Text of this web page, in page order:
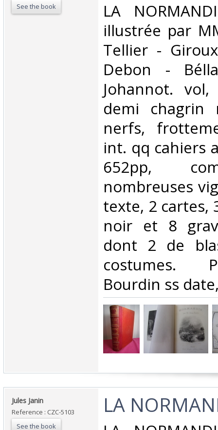
See the book
‎LA
illustrée par
Tellier -
Debon -
Johannot.
demi chagrin
nerfs,
int. qq cahiers
652pp,
nombreuses
texte, 2 cartes,
noir et 8
dont 2 de
costumes.
Bourdin ss
‎Jules Janin‎
Reference : CZC-5103
See the book
‎LA